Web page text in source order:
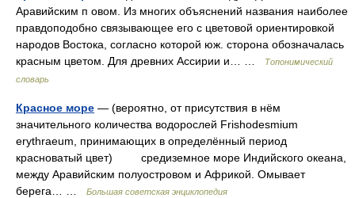
Аравийским п овом. Из многих объяснений названия наиболее
правдоподобно связывающее его с цветовой ориентировкой
народов Востока, согласно которой юж. сторона обозначалась
красным цветом. Для древних Ассирии и… …
Топонимический
словарь
Красное море — (вероятно, от присутствия в нём
значительного количества водорослей Frishodesmium
erythraeum, принимающих в определённый период
красноватый цвет) средиземное море Индийского океана,
между Аравийским полуостровом и Африкой. Омывает
берега… …
Большая советская энциклопедия